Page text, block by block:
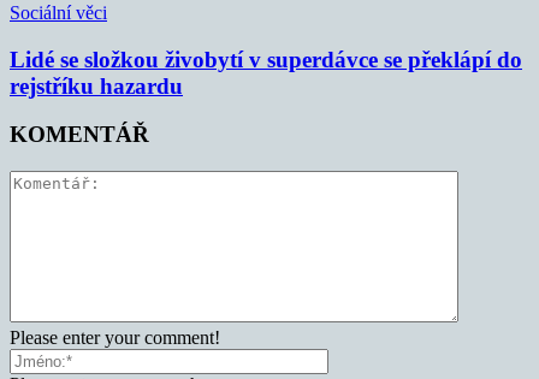
Sociální věci
Lidé se složkou živobytí v superdávce se překlápí do
rejstříku hazardu
KOMENTÁŘ
Please enter your comment!